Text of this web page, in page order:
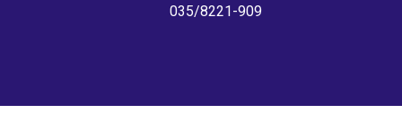
035/8221-909